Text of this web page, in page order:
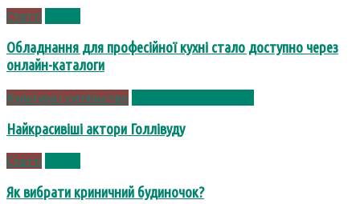
Статті
Обладнання для професійної кухні стало доступно через
онлайн-каталоги
Культура і суспільство
Найкрасивіші актори Голлівуду
Статті
Як вибрати криничний будиночок?